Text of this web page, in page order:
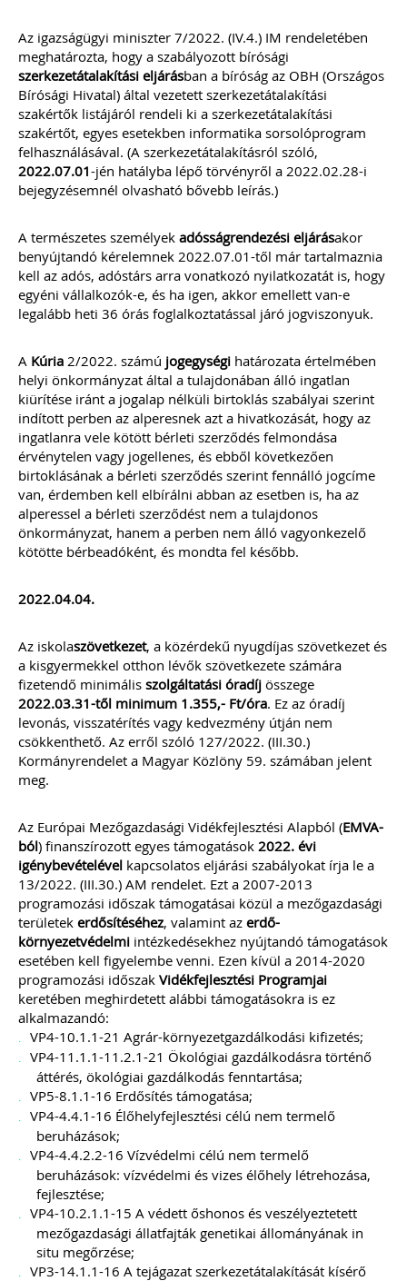
Az igazságügyi miniszter 7/2022. (IV.4.) IM rendeletében
meghatározta, hogy a szabályozott bírósági
szerkezetátalakítási eljárásban a bíróság az OBH (Országos
Bírósági Hivatal) által vezetett szerkezetátalakítási
szakértők listájáról rendeli ki a szerkezetátalakítási
szakértőt, egyes esetekben informatika sorsolóprogram
felhasználásával. (A szerkezetátalakításról szóló,
2022.07.01-jén hatályba lépő törvényről a 2022.02.28-i
bejegyzésemnél olvasható bővebb leírás.)
A természetes személyek adósságrendezési eljárásakor
benyújtandó kérelemnek 2022.07.01-től már tartalmaznia
kell az adós, adóstárs arra vonatkozó nyilatkozatát is, hogy
egyéni vállalkozók-e, és ha igen, akkor emellett van-e
legalább heti 36 órás foglalkoztatással járó jogviszonyuk.
A Kúria 2/2022. számú jogegységi határozata értelmében
helyi önkormányzat által a tulajdonában álló ingatlan
kiürítése iránt a jogalap nélküli birtoklás szabályai szerint
indított perben az alperesnek azt a hivatkozását, hogy az
ingatlanra vele kötött bérleti szerződés felmondása
érvénytelen vagy jogellenes, és ebből következően
birtoklásának a bérleti szerződés szerint fennálló jogcíme
van, érdemben kell elbírálni abban az esetben is, ha az
alperessel a bérleti szerződést nem a tulajdonos
önkormányzat, hanem a perben nem álló vagyonkezelő
kötötte bérbeadóként, és mondta fel később.
2022.04.04.
Az iskolaszövetkezet, a közérdekű nyugdíjas szövetkezet és
a kisgyermekkel otthon lévők szövetkezete számára
fizetendő minimális szolgáltatási óradíj összege
2022.03.31-től minimum 1.355,- Ft/óra. Ez az óradíj
levonás, visszatérítés vagy kedvezmény útján nem
csökkenthető. Az erről szóló 127/2022. (III.30.)
Kormányrendelet a Magyar Közlöny 59. számában jelent
meg.
Az Európai Mezőgazdasági Vidékfejlesztési Alapból (EMVA-
ból) finanszírozott egyes támogatások 2022. évi
igénybevételével kapcsolatos eljárási szabályokat írja le a
13/2022. (III.30.) AM rendelet. Ezt a 2007-2013
programozási időszak támogatásai közül a mezőgazdasági
területek erdősítéséhez, valamint az erdő-
környezetvédelmi intézkedésekhez nyújtandó támogatások
esetében kell figyelembe venni. Ezen kívül a 2014-2020
programozási időszak Vidékfejlesztési Programjai
keretében meghirdetett alábbi támogatásokra is ez
alkalmazandó:
VP4-10.1.1-21 Agrár-környezetgazdálkodási kifizetés;
VP4-11.1.1-11.2.1-21 Ökológiai gazdálkodásra történő
áttérés, ökológiai gazdálkodás fenntartása;
VP5-8.1.1-16 Erdősítés támogatása;
VP4-4.4.1-16 Élőhelyfejlesztési célú nem termelő
beruházások;
VP4-4.4.2.2-16 Vízvédelmi célú nem termelő
beruházások: vízvédelmi és vizes élőhely létrehozása,
fejlesztése;
VP4-10.2.1.1-15 A védett őshonos és veszélyeztetett
mezőgazdasági állatfajták genetikai állományának in
situ megőrzése;
VP3-14.1.1-16 A tejágazat szerkezetátalakítását kísérő